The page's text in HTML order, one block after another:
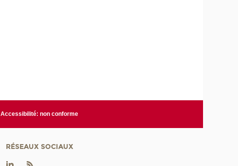
Accessibilité: non conforme
RÉSEAUX SOCIAUX